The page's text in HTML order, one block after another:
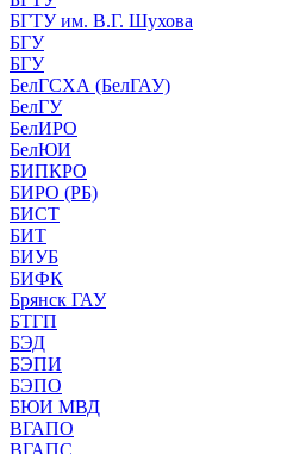
БГТУ им. В.Г. Шухова
БГУ
БГУ
БелГСХА (БелГАУ)
БелГУ
БелИРО
БелЮИ
БИПКРО
БИРО (РБ)
БИСТ
БИТ
БИУБ
БИФК
Брянск ГАУ
БТГП
БЭД
БЭПИ
БЭПО
БЮИ МВД
ВГАПО
ВГАПС